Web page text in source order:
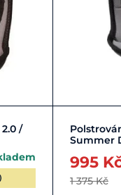
/
Summer
995
1 375 Kč